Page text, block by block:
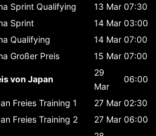
Sprint Qualifying 13 Mar 07:30
Sprint 14 Mar 03:00
Qualifying 14 Mar 07:00
Großer Preis 15 Mar 07:00
von Japan
29
Mar
06:00
Freies Training 1 27 Mar 02:30
Freies Training 2 27 Mar 06:00